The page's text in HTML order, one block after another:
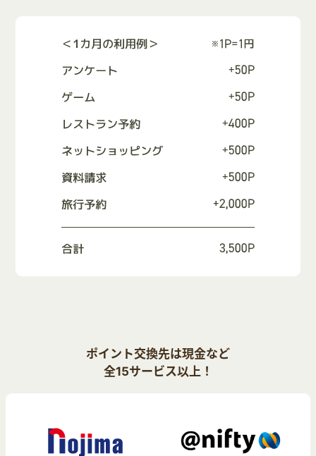
ポイント交換先は現金など
全15サービス以上！